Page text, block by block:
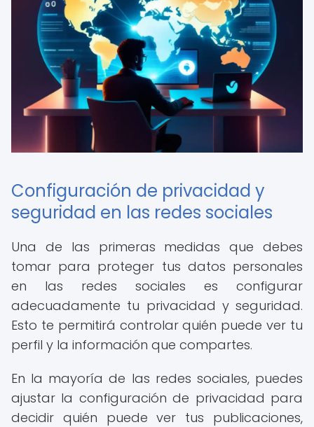
Configuración de privacidad y
seguridad en las redes sociales
Una de las primeras medidas que debes
tomar para proteger tus datos personales
en las redes sociales es configurar
adecuadamente tu privacidad y seguridad.
Esto te permitirá controlar quién puede ver tu
perfil y la información que compartes.
En la mayoría de las redes sociales, puedes
ajustar la configuración de privacidad para
decidir quién puede ver tus publicaciones,